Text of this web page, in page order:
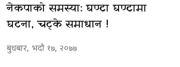
नेकपाको समस्या: घण्टा घण्टामा
घटना, चट्के समाधान !
बुधबार, भदौ १७, २०७७